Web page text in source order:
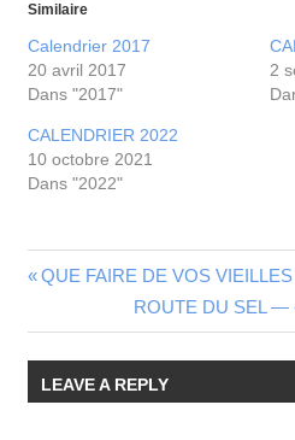
Similaire
Calendrier 2017
20 avril 2017
Dans "2017"
2
CALENDRIER 2022
10 octobre 2021
Dans "2022"
QUE FAIRE DE VOS
ROUTE DU SEL
LEAVE A REPLY